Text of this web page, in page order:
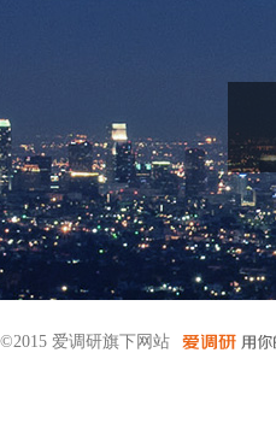
©2015 爱调研旗下网站